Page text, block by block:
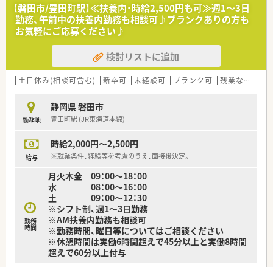
【磐田市/豊田町駅】≪扶養内・時給2,500円も可≫週1～3日
勤務、午前中の扶養内勤務も相談可♪ブランクありの方も
お気軽にご応募ください♪
検討リストに追加
土日休み(相談可含む) 新卒可 未経験可 ブランク可 残業なし(ほぼなし含む)
勤務地
静岡県 磐田市
豊田町駅 (JR東海道本線)
給与
時給2,000円～2,500円
※就業条件、経験等を考慮のうえ、面接後決定。
勤務
時間
月火木金 09：00～18：00
水 08：00～16：00
土 09：00～12：30
※シフト制、週1～3日勤務
※AM扶養内勤務も相談可
※勤務時間、曜日等についてはご相談ください
※休憩時間は実働6時間超えで45分以上と実働8時間
超えで60分以上付与